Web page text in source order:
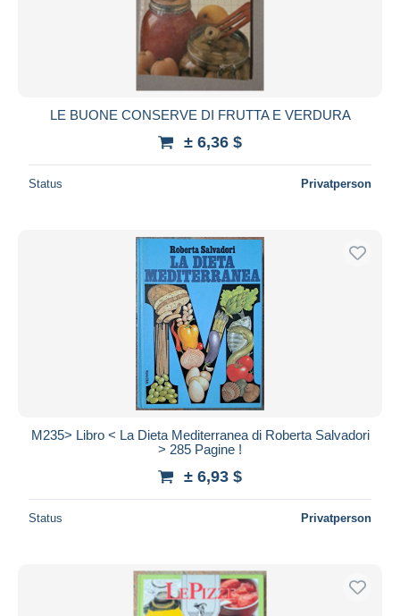
Übernehmen
LE BUONE CONSERVE DI FRUTTA E VERDURA
± 6,36 $
Status Privatperson
M235> Libro < La Dieta Mediterranea di Roberta Salvadori
> 285 Pagine !
± 6,93 $
Status Privatperson